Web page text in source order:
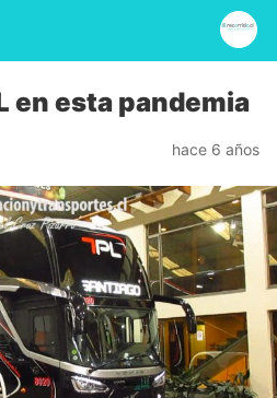
en esta pandemia
hace 6 años